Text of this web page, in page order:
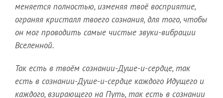
меняется полностью, изменяя твоё восприятие,
ограняя кристалл твоего сознания, для того, чтобы
он мог проводить самые чистые звуки-вибрации
Вселенной.
Так есть в твоём сознании-Душе-и-сердце, так
есть в сознании-Душе-и-сердце каждого Идущего и
каждого, взирающего на Путь, так есть в сознании